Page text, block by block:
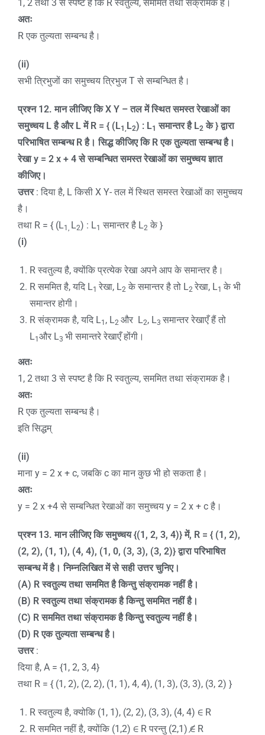
1, 2 तथा 3 से स्पष्ट है कि R स्वतुल्य, सममित तथा संक्रामक हैं।
अतः
R एक तुल्यता सम्बन्ध है।
(ii)
सभी त्रिभुजों का समुच्चय त्रिभुज T से सम्बन्धित है।
प्रश्न 12.मान लीजिए किX Y –तल में स्थित समस्त रेखाओं का
समुच्चय Lहै और Lमें R = { (L1,L2) : L1 समान्तर है L2 के}द्वारा
परिभाषित सम्बन्धRहै। सिद्ध कीजिए कि Rएक तुल्यता सम्बन्ध है।
रेखाy = 2 x + 4से सम्बन्धित समस्त रेखाओं का समुच्चय ज्ञात
कीजिए।
उत्तर: दिया है, L किसी X Y- तल में स्थित समस्त रेखाओं का समुच्चय
है।
तथा R = { (L1, L2) : L1 समान्तर है L2 के }
(i)
R स्वतुल्य है, क्योंकि प्रत्येक रेखा अपने आप के समान्तर है।
R सममित है, यदि L1 रेखा, L2 के समान्तर है तो L2 रेखा, L1 के भी
समान्तर होगी।
R संक्रामक है, यदि L1 , L2 और L2, L3 समान्तर रेखाएँ हैं तो
L1 और L3 भी समान्तरे रेखाएँ होंगी।
अतः
1, 2 तथा 3 से स्पष्ट है कि R स्वतुल्य, सममित तथा संक्रामक है।
अतः
R एक तुल्यता सम्बन्ध है।
इति सिद्धम्
(ii)
माना y = 2 x + c, जबकि c का मान कुछ भी हो सकता है।
अतः
y = 2 x +4 से सम्बन्धित रेखाओं का समुच्चय y = 2 x + c है।
प्रश्न 13.मान लीजिए कि समुच्चय{(1, 2, 3, 4)}में, R = { (1, 2),
(2, 2), (1, 1), (4, 4), (1, 0, (3, 3), (3, 2)}द्वारा परिभाषित
सम्बन्ध में है। निम्नलिखित में से सही उत्तर चुनिए।
(A) Rस्वतुल्य तथा सममित है किन्तु संक्रामक नहीं है।
(B) Rस्वतुल्य तथा संक्रामक है किन्तु सममित नहीं है।
(C) Rसममित तथा संक्रामक है किन्तु स्वतुल्य नहीं है।
(D) Rएक तुल्यता सम्बन्ध है।
उत्तर:
दिया है, A = {1, 2, 3, 4}
तथा R = { (1, 2), (2, 2), (1, 1), 4, 4), (1, 3), (3, 3), (3, 2) }
R स्वतुल्य है, क्योकि (1, 1), (2, 2), (3, 3), (4, 4) ∈ R
R सममित नहीं है, क्योंकि (1,2) ∈ R परन्तु (2,1) ∉ R